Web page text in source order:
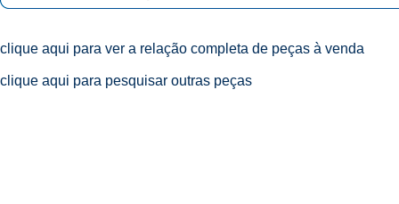
clique aqui para ver a relação completa de peças à venda
clique aqui para pesquisar outras peças